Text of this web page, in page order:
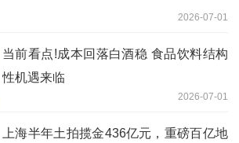
2026-07-01
当前看点!成本回落白酒稳 食品饮料结构
性机遇来临
2026-07-01
上海半年土拍揽金436亿元，重磅百亿地